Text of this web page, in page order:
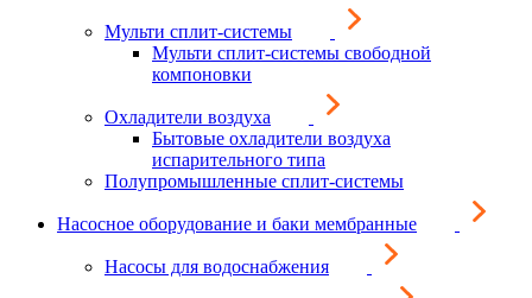
Мульти сплит-системы
Мульти сплит-системы свободной
компоновки
Охладители воздуха
Бытовые охладители воздуха
испарительного типа
Полупромышленные сплит-системы
Насосное оборудование и баки мембранные
Насосы для водоснабжения